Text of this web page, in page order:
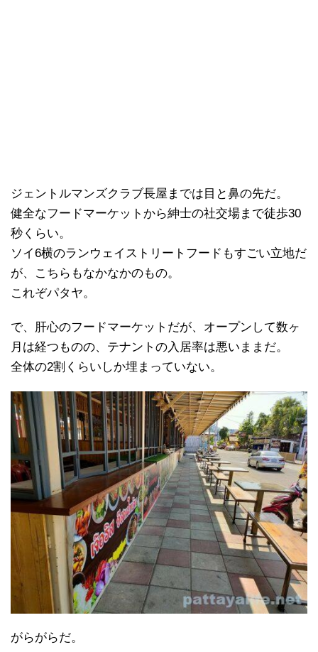
ジェントルマンズクラブ長屋までは目と鼻の先だ。
健全なフードマーケットから紳士の社交場まで徒歩30
秒くらい。
ソイ6横のランウェイストリートフードもすごい立地だ
が、こちらもなかなかのもの。
これぞパタヤ。
で、肝心のフードマーケットだが、オープンして数ヶ
月は経つものの、テナントの入居率は悪いままだ。
全体の2割くらいしか埋まっていない。
がらがらだ。